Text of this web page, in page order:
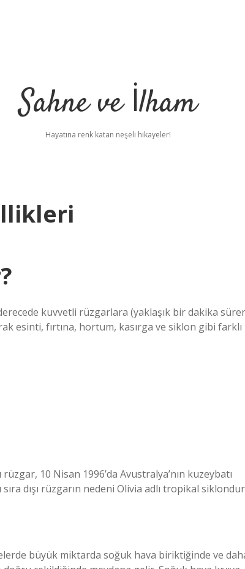
Sahne ve İlham
Hayatına renk katan neşeli hikayeler!
kuvvetli rüzgarlara (yaklaşık bir dakika
esinti, fırtına, hortum, kasırga ve siklon gibi farklı
10 Nisan 1996’da Avustralya’nın kuzeybatı
dışı rüzgarın nedeni Olivia adlı tropikal
büyük miktarda soğuk hava biriktiğinde ve